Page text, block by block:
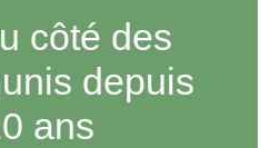
côté des
depuis
ans